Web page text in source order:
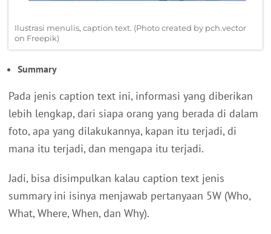
Ilustrasi menulis, caption text. (Photo created by pch.vector
on Freepik)
Summary
Pada jenis caption text ini, informasi yang diberikan
lebih lengkap, dari siapa orang yang berada di dalam
foto, apa yang dilakukannya, kapan itu terjadi, di
mana itu terjadi, dan mengapa itu terjadi.
Jadi, bisa disimpulkan kalau caption text jenis
summary ini isinya menjawab pertanyaan 5W (Who,
What, Where, When, dan Why).